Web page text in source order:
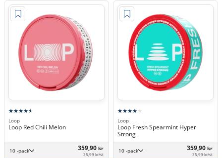
Loop
Loop Red Chili Melon
10 -pack 359,90 kr
35,99 kr/st
Loop
Loop Fresh Spearmint Hyper
Strong
10 -pack 359,90 kr
35,99 kr/st